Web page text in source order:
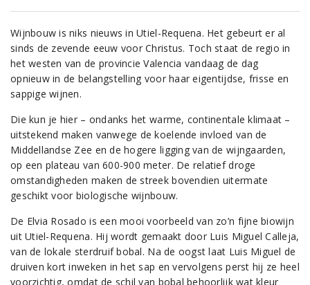
Wijnbouw is niks nieuws in Utiel-Requena. Het gebeurt er al
sinds de zevende eeuw voor Christus. Toch staat de regio in
het westen van de provincie Valencia vandaag de dag
opnieuw in de belangstelling voor haar eigentijdse, frisse en
sappige wijnen.
Die kun je hier – ondanks het warme, continentale klimaat –
uitstekend maken vanwege de koelende invloed van de
Middellandse Zee en de hogere ligging van de wijngaarden,
op een plateau van 600-900 meter. De relatief droge
omstandigheden maken de streek bovendien uitermate
geschikt voor biologische wijnbouw.
De Elvia Rosado is een mooi voorbeeld van zo’n fijne biowijn
uit Utiel-Requena. Hij wordt gemaakt door Luis Miguel Calleja,
van de lokale sterdruif bobal. Na de oogst laat Luis Miguel de
druiven kort inweken in het sap en vervolgens perst hij ze heel
voorzichtig, omdat de schil van bobal behoorlijk wat kleur